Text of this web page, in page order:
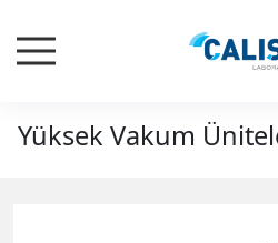
Yüksek Vakum